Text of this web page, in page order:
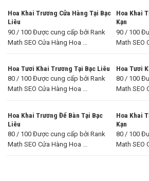
Hoa Khai Trương Cửa Hàng Tại Bạc
Liêu
90 / 100 Được cung cấp bởi Rank
Math SEO Cửa Hàng Hoa ...
Hoa Khai
Kạn
90 / 100
Math SEO
Hoa Tươi Khai Trương Tại Bạc Liêu
80 / 100 Được cung cấp bởi Rank
Math SEO Cửa Hàng Hoa ...
Hoa Tươi
80 / 100
Math SEO
Hoa Khai Trương Để Bàn Tại Bạc
Liêu
80 / 100 Được cung cấp bởi Rank
Math SEO Cửa Hàng Hoa ...
Hoa Khai
Kạn
80 / 100
Math SEO